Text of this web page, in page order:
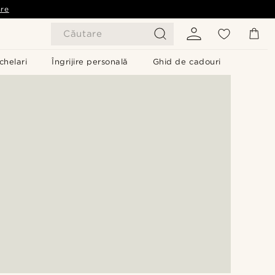
Căutare
Îngrijire personală Ghid de cadouri